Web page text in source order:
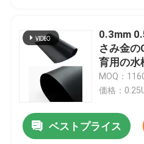
プロダクト
0.3mm
さみ金の
育用の水
さみ金
MOQ：
価格：
ベストプライス